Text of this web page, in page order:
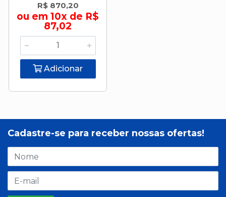
R$ 870,20
ou em 10x de R$
87,02
Adicionar
Cadastre-se para receber nossas ofertas!